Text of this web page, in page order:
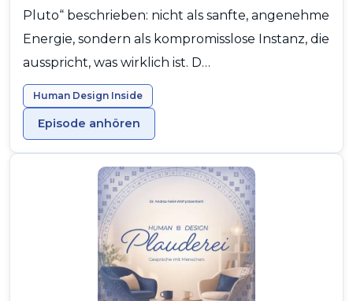
Pluto“ beschrieben: nicht als sanfte, angenehme
Energie, sondern als kompromisslose Instanz, die
ausspricht, was wirklich ist. D…
Human Design Inside
Episode anhören